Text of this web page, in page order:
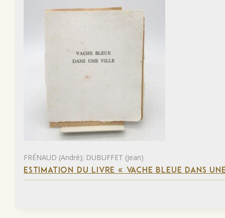
FRÉNAUD (André); DUBUFFET (Jean)
ESTIMATION DU LIVRE « VACHE BLEUE DANS